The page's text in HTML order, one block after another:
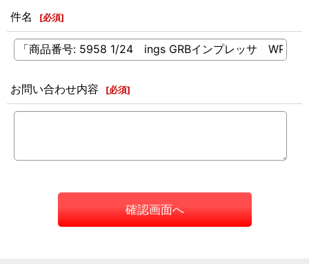
件名 [必須]
お問い合わせ内容 [必須]
確認画面へ